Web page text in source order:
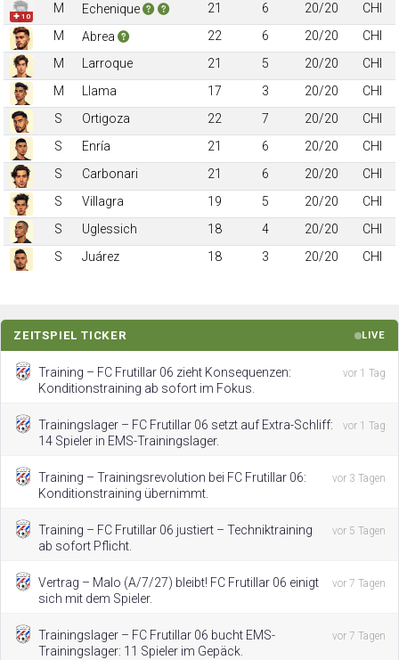
✚ 10
M Echenique 21 6 20/20
CHI
M
Abrea 22 6 20/20
CHI
M
Larroque 21 5 20/20
CHI
M
Llama 17 3 20/20
CHI
S
Ortigoza 22 7 20/20
CHI
S
Enría 21 6 20/20
CHI
S
Carbonari 21 6 20/20
CHI
S
Villagra 19 5 20/20
CHI
S
Uglessich 18 4 20/20
CHI
S
Juárez 18 3 20/20 CHI
ZEITSPIEL TICKER LIVE
Training – FC Frutillar 06 zieht Konsequenzen:
Konditionstraining ab sofort im Fokus.
vor 1 Tag
Trainingslager – FC Frutillar 06 setzt auf Extra-Schliff:
14 Spieler in EMS-Trainingslager.
vor 1 Tag
Training – Trainingsrevolution bei FC Frutillar 06:
Konditionstraining übernimmt.
vor 3 Tagen
Training – FC Frutillar 06 justiert – Techniktraining
ab sofort Pflicht.
vor 5 Tagen
Vertrag – Malo (A/7/27) bleibt! FC Frutillar 06 einigt
sich mit dem Spieler.
vor 7 Tagen
Trainingslager – FC Frutillar 06 bucht EMS-
Trainingslager: 11 Spieler im Gepäck.
vor 7 Tagen